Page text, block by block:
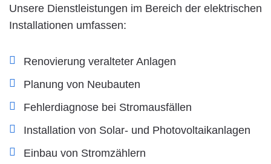
Unsere Dienstleistungen im Bereich der elektrischen
Installationen umfassen:
Renovierung veralteter Anlagen
Planung von Neubauten
Fehlerdiagnose bei Stromausfällen
Installation von Solar- und Photovoltaikanlagen
Einbau von Stromzählern